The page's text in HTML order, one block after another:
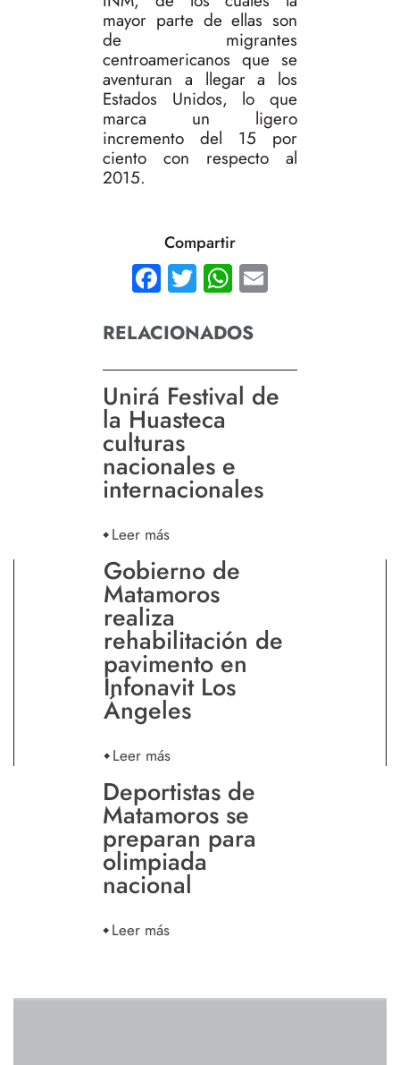
mayor parte de ellas son
de migrantes
centroamericanos que se
aventuran a llegar a los
Estados Unidos, lo que
marca un ligero
incremento del 15 por
ciento con respecto al
2015.
Compartir
Facebook
TwitterWhatsApp
RELACIONADOS
Unirá Festival de
la Huasteca
culturas
nacionales e
internacionales
Leer más
Gobierno de
Matamoros
realiza
rehabilitación de
pavimento en
Infonavit Los
Ángeles
Leer más
Deportistas de
Matamoros se
preparan para
olimpiada
nacional
Leer más